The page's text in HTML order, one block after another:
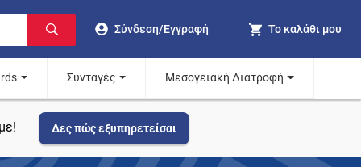
Σύνδεση/Εγγραφή Το καλάθι μου
Συνταγές Μεσογειακή Διατροφή
Δες πώς εξυπηρετείσαι